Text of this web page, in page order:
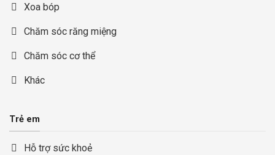
Xoa bóp
Chăm sóc răng miệng
Chăm sóc cơ thể
Khác
Trẻ em
Hỗ trợ sức khoẻ